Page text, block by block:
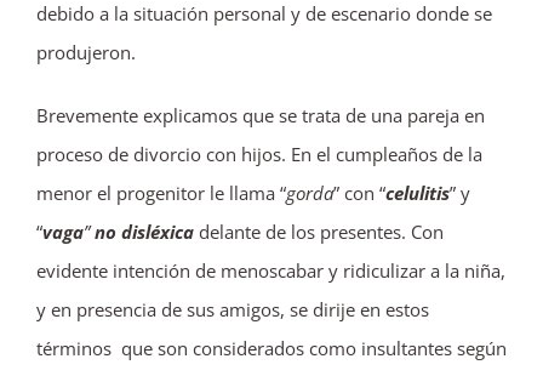
debido a la situación personal y de escenario donde se
produjeron.
Brevemente explicamos que se trata de una pareja en
proceso de divorcio con hijos. En el cumpleaños de la
menor el progenitor le llama “gorda” con “celulitis” y
“vaga”no disléxica delante de los presentes. Con
evidente intención de menoscabar y ridiculizar a la niña,
y en presencia de sus amigos, se dirije en estos
términos que son considerados como insultantes según